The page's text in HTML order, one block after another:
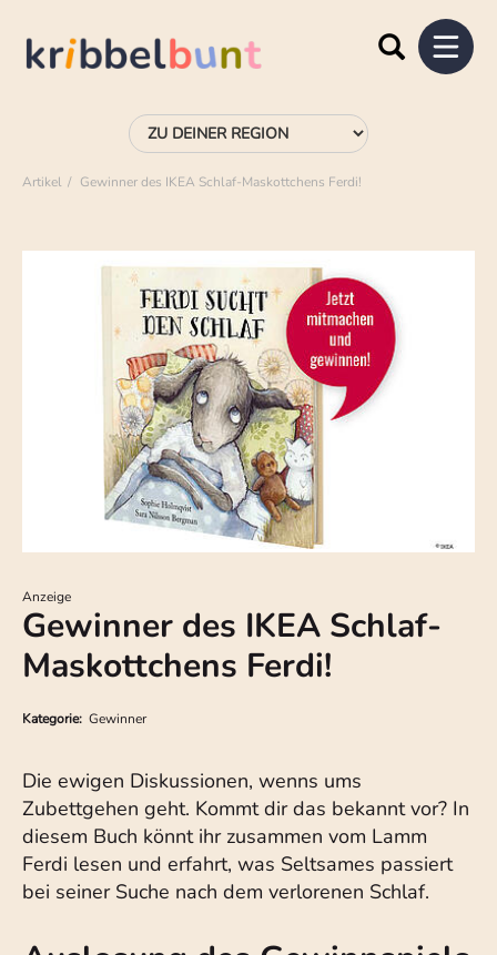
Artikel Gewinner des IKEA Schlaf-Maskottchens Ferdi!
Anzeige
Gewinner des IKEA Schlaf-
Maskottchens Ferdi!
Kategorie: Gewinner
Die ewigen Diskussionen, wenns ums
Zubettgehen geht. Kommt dir das bekannt vor? In
diesem Buch könnt ihr zusammen vom Lamm
Ferdi lesen und erfahrt, was Seltsames passiert
bei seiner Suche nach dem verlorenen Schlaf.